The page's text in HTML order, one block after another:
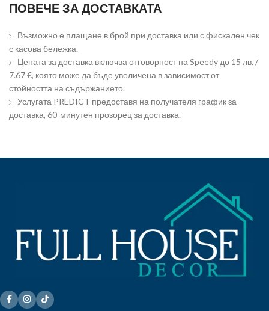
ПОВЕЧЕ ЗА ДОСТАВКАТА
Възможно е плащане в брой при доставка или с фискален чек
с касова бележка.
Цената за доставка включва отговорност на Speedy до 15 лв. /
7.67 €, която може да бъде увеличена в зависимост от
стойността на съдържанието.
Услугата PREDICT предоставя на получателя график за
доставка, 60-минутен прозорец за доставка.